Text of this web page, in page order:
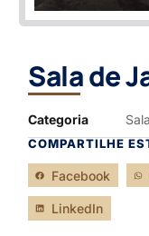
Sala de
Categoria
COMPARTILHE
Facebook
LinkedIn